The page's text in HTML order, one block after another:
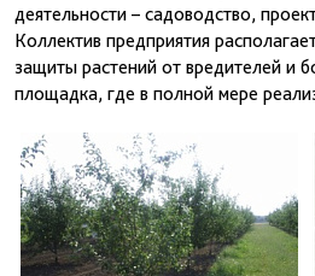
деятельности – садоводство,
Коллектив предприятия
защиты растений от вредителей и
площадка, где в полной мере